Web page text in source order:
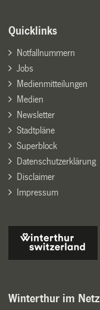
Quicklinks
Notfallnummern
Jobs
Medienmitteilungen
Medien
Newsletter
Stadtpläne
Superblock
Datenschutzerklärung
Disclaimer
Impressum
Winterthur im Netz